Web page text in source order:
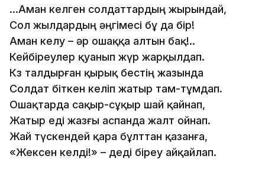
…Аман келген солдаттардың жырындай,
Сол жылдардың әңгімесі бұ да бір!
Аман келу – әр ошаққа алтын бақ!..
Кейбіреулер қуанып жүр жарқылдап.
Көз талдырған қырық бестің жазында
Солдат біткен келіп жатыр там-тұмдап.
Ошақтарда сақыр-сұқыр шай қайнап,
Жатыр еді жазғы аспанда жалт ойнап.
Жай түскендей қара бұлттан қазанға,
«Жексен келді!» – деді біреу айқайлап.